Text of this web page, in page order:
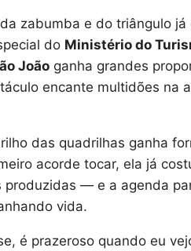
zabumba e do triângulo
do Ministério do
João ganha grandes
encante multidões na
das quadrilhas ganha
acorde tocar, ela já
produzidas — e a agenda
vida.
é prazeroso quando eu